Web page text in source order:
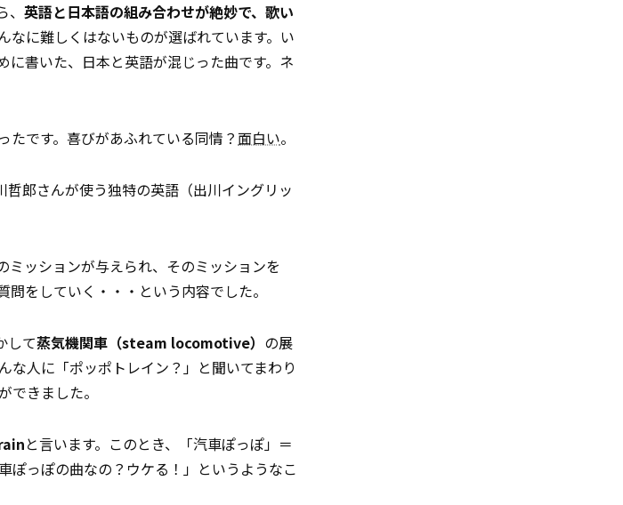
英語と日本語の組み合わせが絶妙で、歌い
なに難しくはないものが選ばれています。い
書いた、日本と英語が混じった曲です。ネ
です。喜びがあふれている同情？ 面白い。
郎さんが使う独特の英語（出川イングリッ
ッションが与えられ、そのミッションを
をしていく・・・という内容でした。
して蒸気機関車（steam locomotive） の展
人に「ポッポトレイン？」と聞いてまわり
きました。
と言います。このとき、「汽車ぽっぽ」＝
ぽっぽの曲なの？ウケる！」というようなこ